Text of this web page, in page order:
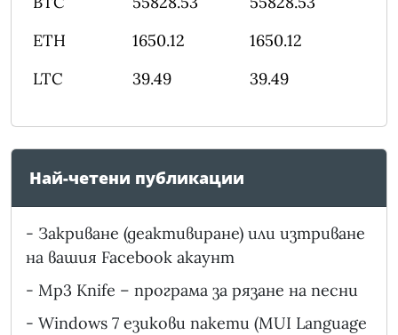
ETH
1650.12
1650.12
LTC
39.49 39.49
Най-четени публикации
- Закриване (деактивиране) или изтриване
на вашия Facebook акаунт
- Mp3 Knife – програма за рязане на песни
- Windows 7 езикови пакети (MUI Language